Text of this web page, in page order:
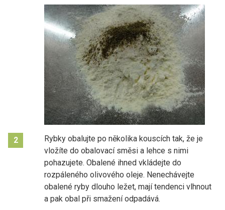
2
Rybky obalujte po několika kouscích tak, že je
vložíte do obalovací směsi a lehce s nimi
pohazujete. Obalené ihned vkládejte do
rozpáleného olivového oleje. Nenechávejte
obalené ryby dlouho ležet, mají tendenci vlhnout
a pak obal při smažení odpadává.